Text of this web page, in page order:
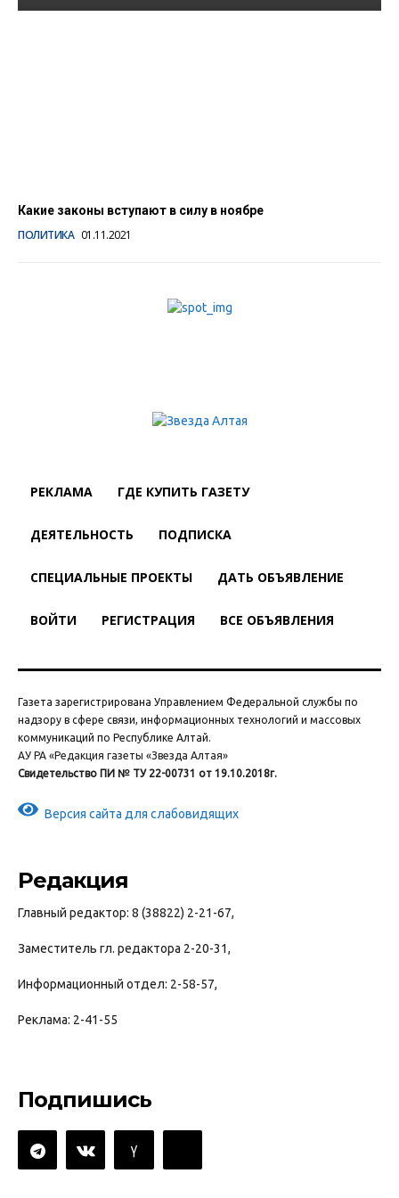
Какие законы вступают в силу в ноябре
ПОЛИТИКА 01.11.2021
РЕКЛАМА ГДЕ КУПИТЬ ГАЗЕТУ
ДЕЯТЕЛЬНОСТЬ ПОДПИСКА
СПЕЦИАЛЬНЫЕ ПРОЕКТЫ ДАТЬ ОБЪЯВЛЕНИЕ
ВОЙТИ РЕГИСТРАЦИЯ ВСЕ ОБЪЯВЛЕНИЯ
Газета зарегистрирована Управлением Федеральной службы по
надзору в сфере связи, информационных технологий и массовых
коммуникаций по Республике Алтай.
АУ РА «Редакция газеты «Звезда Алтая»
Свидетельство ПИ № ТУ 22-00731 от 19.10.2018г.
Версия сайта для слабовидящих
Редакция
Главный редактор: 8 (38822) 2-21-67,
Заместитель гл. редактора 2-20-31,
Информационный отдел: 2-58-57,
Реклама: 2-41-55
Подпишись